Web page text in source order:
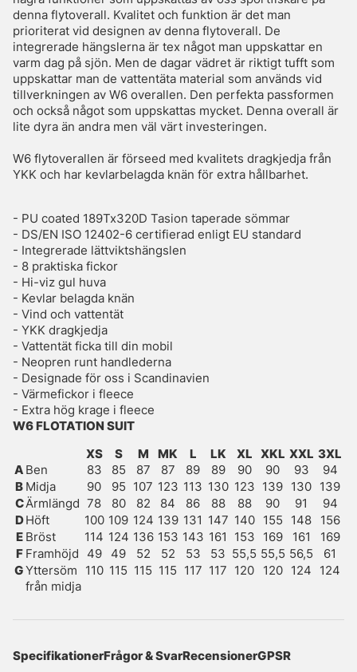
denna flytoverall. Kvalitet och funktion är det man
prioriterat vid designen av denna flytoverall. De
integrerade hängslerna är tex något man uppskattar en
varm dag på sjön. Men de dagar vädret är riktigt tufft som
uppskattar man de vattentäta material som används vid
tillverkningen av W6 overallen. Den perfekta passformen
och också något som uppskattas mycket. Denna overall är
lite dyra än andra men väl värt investeringen.
W6 flytoverallen är förseed med kvalitets dragkjedja från
YKK och har kevlarbelagda knän för extra hållbarhet.
- PU coated 189Tx320D Tasion taperade sömmar
- DS/EN ISO 12402-6 certifierad enligt EU standard
- Integrerade lättviktshängslen
- 8 praktiska fickor
- Hi-viz gul huva
- Kevlar belagda knän
- Vind och vattentät
- YKK dragkjedja
- Vattentät ficka till din mobil
- Neopren runt handlederna
- Designade för oss i Scandinavien
- Värmefickor i fleece
- Extra hög krage i fleece
W6 FLOTATION SUIT
XS
S M MK L LK XL XKL XXL 3XL
A Ben 83 85 87 87 89 89 90 90 93
94
B Midja 90 95 107 123 113 130 123 139 130 139
CÄrmlängd 78 80 82 84 86 88 88 90 91
94
DHöft 100 109 124 139 131 147 140 155 148
156
E Bröst 114 124 136 153 143 161 153 169 161
169
F Framhöjd 49 49 52 52 53 53 55,5 55,5 56,5
61
GYttersöm
från midja
110 115 115 115 117 117 120 120 124 124
SpecifikationerFrågor & SvarRecensionerGPSR